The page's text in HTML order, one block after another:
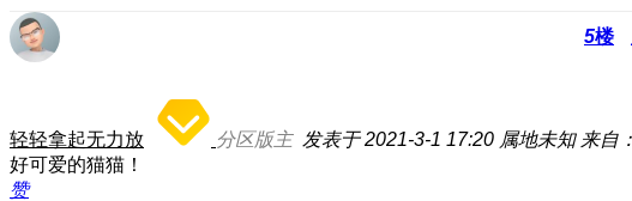
5楼
轻轻拿起无力放 分区版主 发表于 2021-3-1 17:20 属地未知 来自
好可爱的猫猫！
赞